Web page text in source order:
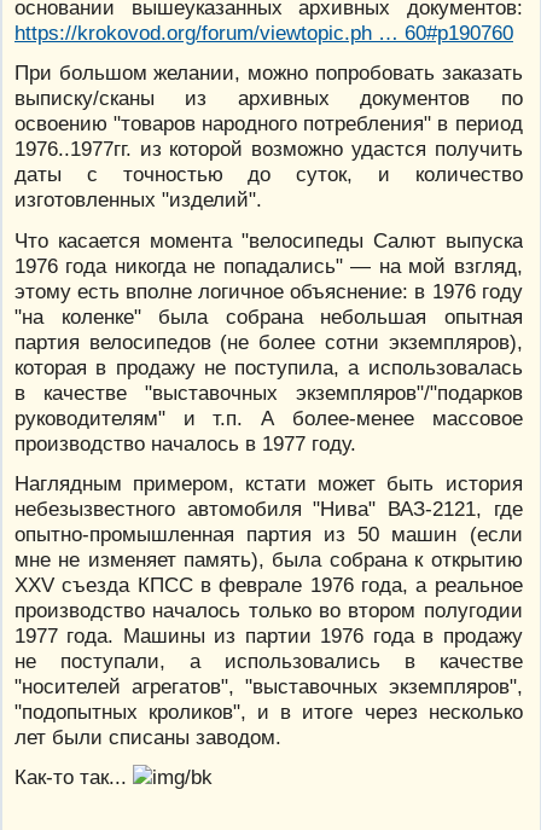
основании вышеуказанных архивных документов:
https://krokovod.org/forum/viewtopic.ph … 60#p190760
При большом желании, можно попробовать заказать
выписку/сканы из архивных документов по
освоению "товаров народного потребления" в период
1976..1977гг. из которой возможно удастся получить
даты с точностью до суток, и количество
изготовленных "изделий".
Что касается момента "велосипеды Салют выпуска
1976 года никогда не попадались" — на мой взгляд,
этому есть вполне логичное объяснение: в 1976 году
"на коленке" была собрана небольшая опытная
партия велосипедов (не более сотни экземпляров),
которая в продажу не поступила, а использовалась
в качестве "выставочных экземпляров"/"подарков
руководителям" и т.п. А более-менее массовое
производство началось в 1977 году.
Наглядным примером, кстати может быть история
небезызвестного автомобиля "Нива" ВАЗ-2121, где
опытно-промышленная партия из 50 машин (если
мне не изменяет память), была собрана к открытию
XXV съезда КПСС в феврале 1976 года, а реальное
производство началось только во втором полугодии
1977 года. Машины из партии 1976 года в продажу
не поступали, а использовались в качестве
"носителей агрегатов", "выставочных экземпляров",
"подопытных кроликов", и в итоге через несколько
лет были списаны заводом.
Как-то так...